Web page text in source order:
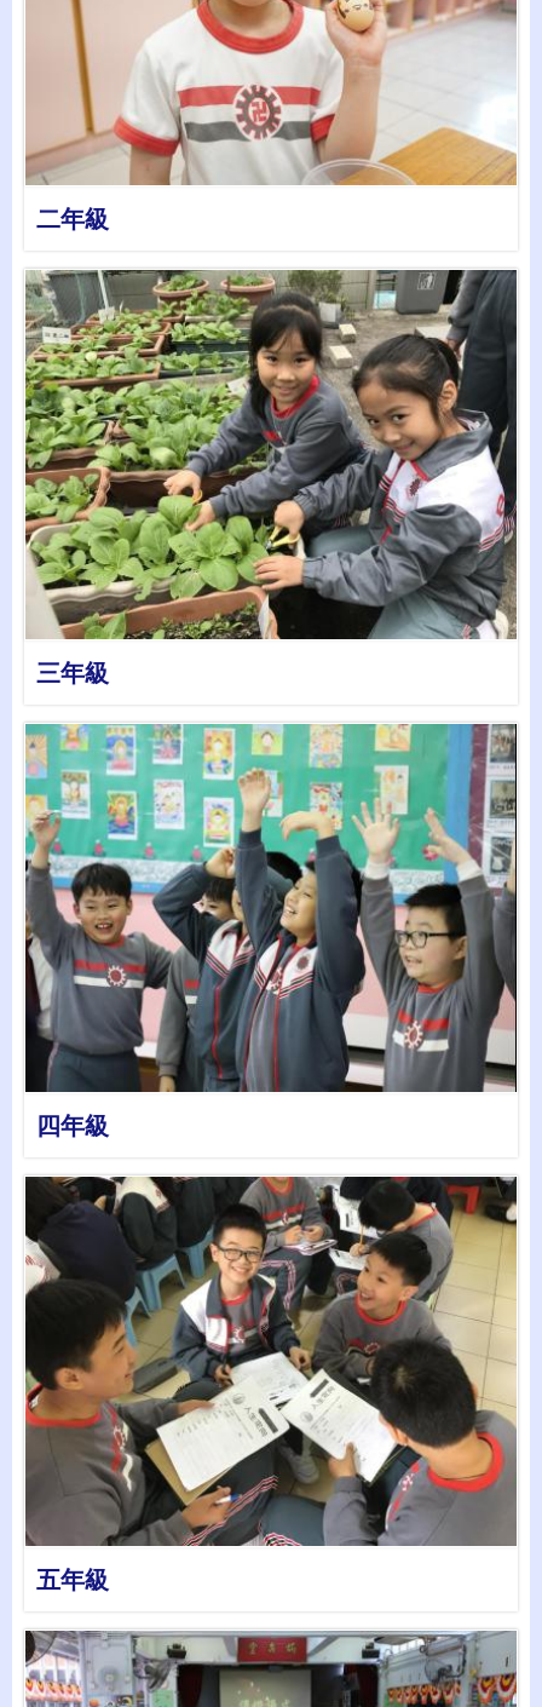
二年級
詳情
三年級
詳情
四年級
詳情
五年級
詳情